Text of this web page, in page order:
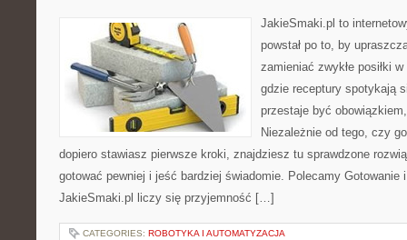
JakieSmaki.pl to
powstał po to, by
zamieniać zwykłe posiłki
gdzie receptury spotykają
przestaje być
Niezależnie od tego, czy
dopiero stawiasz pierwsze kroki, znajdziesz tu sprawdzone
gotować pewniej i jeść bardziej świadomie. Polecamy Gotowanie
JakieSmaki.pl liczy się przyjemność […]
CATEGORIES: ROBOTYKA I AUTOMATYZACJA